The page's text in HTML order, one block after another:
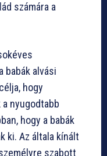
számára a
babák alvási
hogy
nyugodtabb
hogy a babák
ki. Az általa kínált
szabott